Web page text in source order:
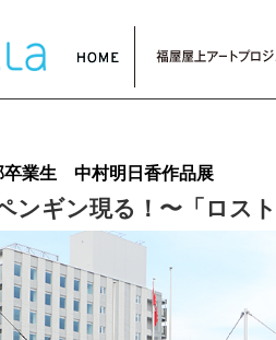
卒業生 中村明日香作品展
ンギン現る！〜「ロスト